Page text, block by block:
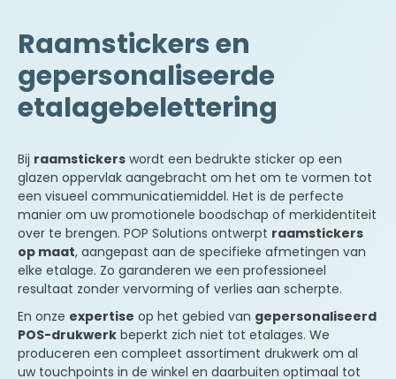
Raamstickers en
gepersonaliseerde
etalagebelettering
Bij raamstickers wordt een bedrukte sticker op een
glazen oppervlak aangebracht om het om te vormen tot
een visueel communicatiemiddel. Het is de perfecte
manier om uw promotionele boodschap of merkidentiteit
over te brengen. POP Solutions ontwerpt raamstickers
op maat, aangepast aan de specifieke afmetingen van
elke etalage. Zo garanderen we een professioneel
resultaat zonder vervorming of verlies aan scherpte.
En onze expertise op het gebied van gepersonaliseerd
POS-drukwerk beperkt zich niet tot etalages. We
produceren een compleet assortiment drukwerk om al
uw touchpoints in de winkel en daarbuiten optimaal tot